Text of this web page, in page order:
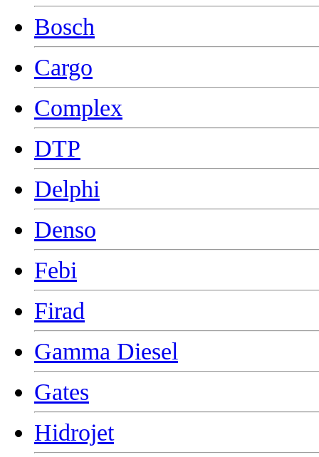
Bosch
Cargo
Complex
DTP
Delphi
Denso
Febi
Firad
Gamma Diesel
Gates
Hidrojet